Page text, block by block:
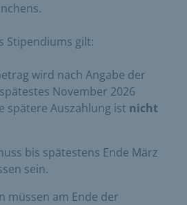
Stipendiums gilt:
wird nach Angabe der
November 2026
spätere Auszahlung ist nicht
bis spätestens Ende März
sein.
müssen am Ende der